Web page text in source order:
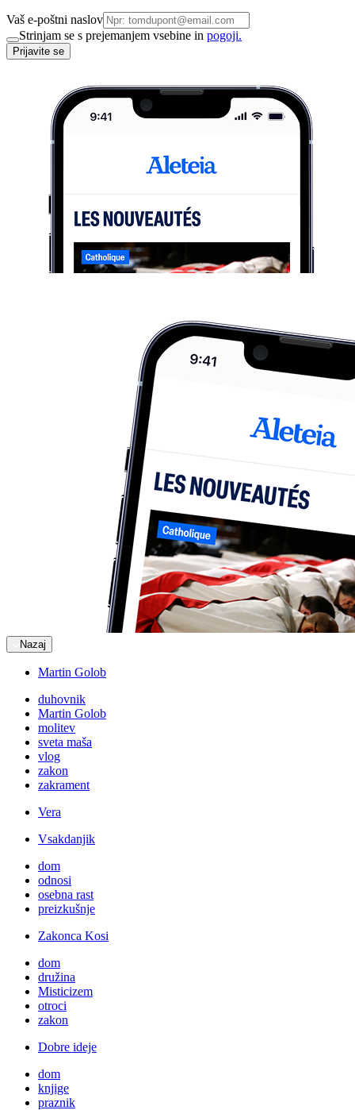
Vaš e-poštni naslov
Strinjam se s prejemanjem vsebine in pogoji.
Prijavite se
Nazaj
Martin Golob
duhovnik
Martin Golob
molitev
sveta maša
vlog
zakon
zakrament
Vera
Vsakdanjik
dom
odnosi
osebna rast
preizkušnje
Zakonca Kosi
dom
družina
Misticizem
otroci
zakon
Dobre ideje
dom
knjige
praznik